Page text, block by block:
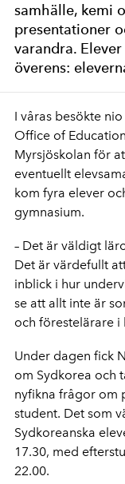
samhälle, kemi
presentationer
varandra.
överens:
I våras besökte
Office of
Myrsjöskolan för
eventuellt
kom fyra elever
gymnasium.
– Det är väldigt
Det är värdefullt
inblick i hur
se att allt inte är
och förestelärare
Under dagen fick
om Sydkorea och
nyfikna frågor om
student. Det som
Sydkoreanska
17.30, med
22.00.